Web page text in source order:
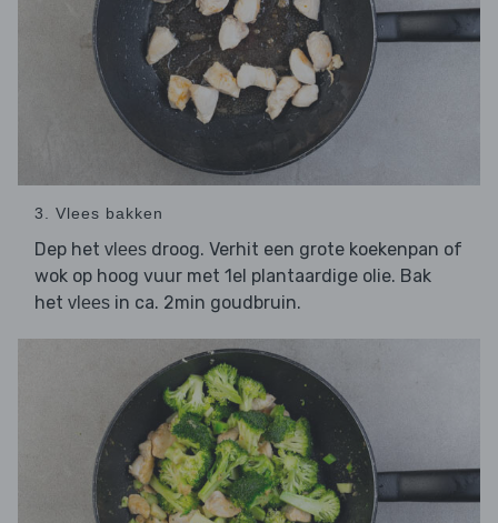
3. Vlees bakken
Dep het vlees droog. Verhit een grote koekenpan of
wok op hoog vuur met 1el plantaardige olie. Bak
het vlees in ca. 2min goudbruin.